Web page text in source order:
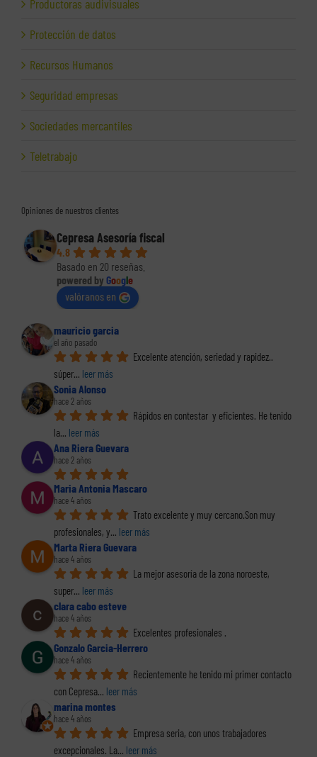
Productoras audivisuales
Protección de datos
Recursos Humanos
Seguridad empresas
Sociedades mercantiles
Teletrabajo
Opiniones de nuestros clientes
Cepresa Asesoría fiscal
4.8
Basado en 20 reseñas.
powered by Google
valóranos en
mauricio garcia
el año pasado
Excelente atención, seriedad y rapidez..
súper... leer más
Sonia Alonso
hace 2 años
Rápidos en contestar  y eficientes. He tenido
la... leer más
Ana Riera Guevara
hace 2 años
Maria Antonia Mascaro
hace 4 años
Trato excelente y muy cercano.Son muy
profesionales, y... leer más
Marta Riera Guevara
hace 4 años
La mejor asesoría de la zona noroeste,
super... leer más
clara cabo esteve
hace 4 años
Excelentes profesionales .
Gonzalo Garcia-Herrero
hace 4 años
Recientemente he tenido mi primer contacto
con Cepresa... leer más
marina montes
hace 4 años
Empresa seria, con unos trabajadores
excepcionales. La... leer más